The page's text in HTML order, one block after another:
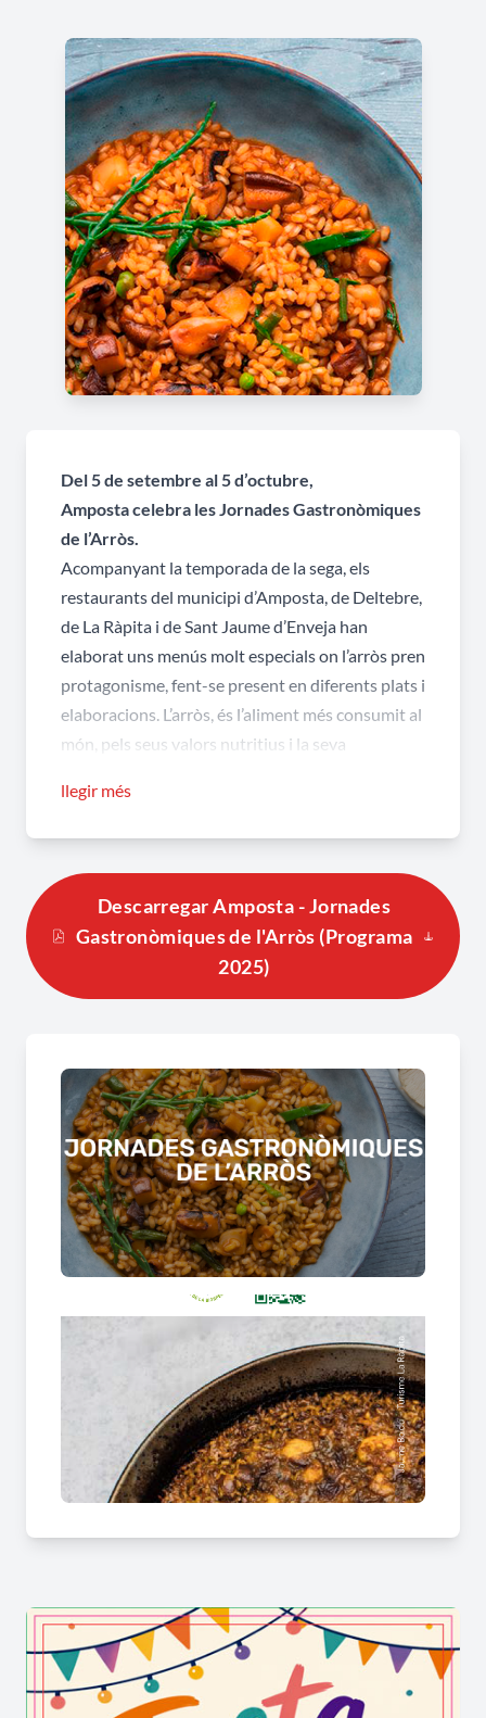
Del 5 de setembre al 5 d’octubre,
Amposta celebra les Jornades Gastronòmiques
de l’Arròs.
Acompanyant la temporada de la sega, els
restaurants del municipi d’Amposta, de Deltebre,
de La Ràpita i de Sant Jaume d’Enveja han
elaborat uns menús molt especials on l’arròs pren
protagonisme, fent-se present en diferents plats i
elaboracions. L’arròs, és l’aliment més consumit al
món, pels seus valors nutritius i la seva
Podreu descobrir la qualitat de la restauració
llegir més
Descarregar Amposta - Jornades
Gastronòmiques de l'Arròs (Programa
2025)